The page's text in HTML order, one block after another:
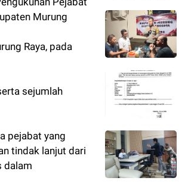
Murung
Raya, pada
sejumlah
pejabat yang
tindak lanjut dari
dalam